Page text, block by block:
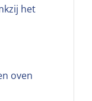
het
oven